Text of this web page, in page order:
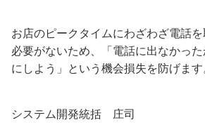
お店のピークタイムにわざわざ電話
必要がないため、「電話に出なかっ
にしよう」という機会損失を防げます
システム開発統括 庄司